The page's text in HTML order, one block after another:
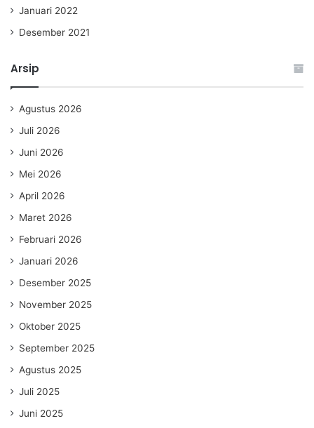
Januari 2022
Desember 2021
Arsip
Agustus 2026
Juli 2026
Juni 2026
Mei 2026
April 2026
Maret 2026
Februari 2026
Januari 2026
Desember 2025
November 2025
Oktober 2025
September 2025
Agustus 2025
Juli 2025
Juni 2025